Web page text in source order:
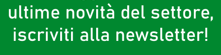
ultime novità del settore,
iscriviti alla newsletter!